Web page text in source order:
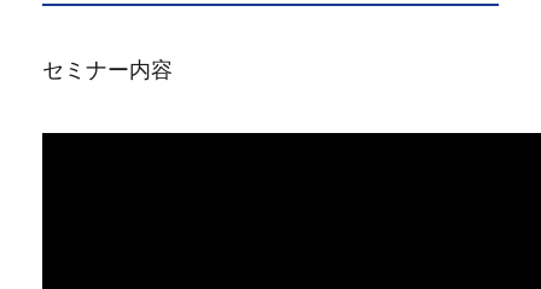
セミナー内容